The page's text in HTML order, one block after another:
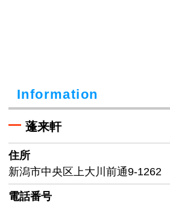
Information
蓬来軒
住所
新潟市中央区上大川前通9-1262
電話番号